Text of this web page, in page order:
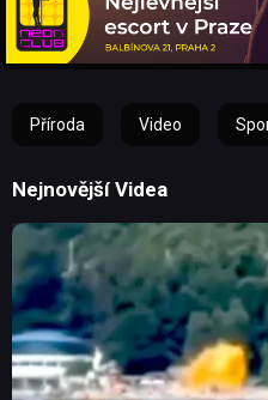
Příroda Video
Nejnovější Videa